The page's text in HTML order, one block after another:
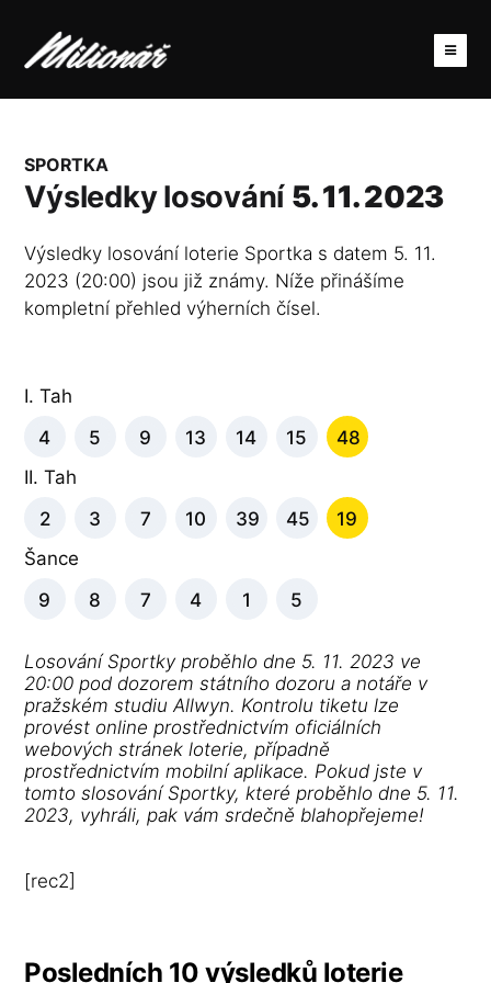
SPORTKA
Výsledky losování 5. 11. 2023
Výsledky losování loterie Sportka s datem 5. 11.
2023 (20:00) jsou již známy. Níže přinášíme
kompletní přehled výherních čísel.
I. Tah
4
5 9 13 14 15
48
II. Tah
2
3 7 10 39 45
19
Šance
9
8 7 4 1 5
Losování Sportky proběhlo dne 5. 11. 2023 ve
20:00 pod dozorem státního dozoru a notáře v
pražském studiu Allwyn. Kontrolu tiketu lze
provést online prostřednictvím oficiálních
webových stránek loterie, případně
prostřednictvím mobilní aplikace. Pokud jste v
tomto slosování Sportky, které proběhlo dne 5. 11.
2023, vyhráli, pak vám srdečně blahopřejeme!
[rec2]
Posledních 10 výsledků loterie